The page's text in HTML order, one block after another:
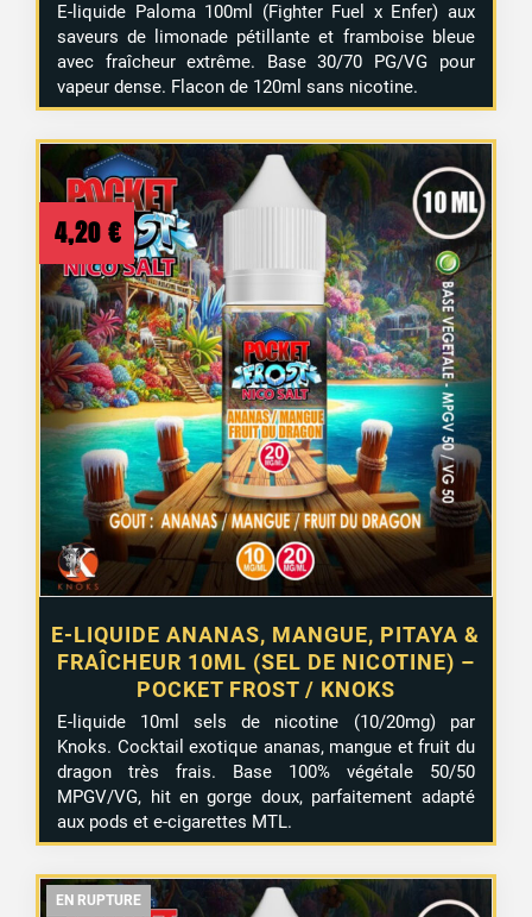
1 avis
E-liquide Paloma 100ml (Fighter Fuel x Enfer) aux
saveurs de limonade pétillante et framboise bleue
avec fraîcheur extrême. Base 30/70 PG/VG pour
vapeur dense. Flacon de 120ml sans nicotine.
E-LIQUIDE ANANAS, MANGUE, PITAYA &
FRAÎCHEUR 10ML (SEL DE NICOTINE) –
POCKET FROST / KNOKS
4,20 €
E-liquide 10ml sels de nicotine (10/20mg) par
Knoks. Cocktail exotique ananas, mangue et fruit du
dragon très frais. Base 100% végétale 50/50
MPGV/VG, hit en gorge doux, parfaitement adapté
aux pods et e-cigarettes MTL.
EN RUPTURE
EN RUPTURE
EN RUPTURE